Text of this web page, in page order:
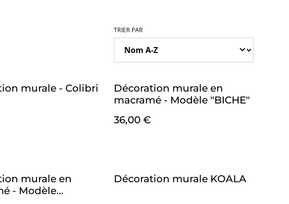
TRIER PAR
murale - Colibri
Décoration murale en
macramé - Modèle "BICHE"
36,00 €
murale en
- Modèle
Décoration murale KOALA